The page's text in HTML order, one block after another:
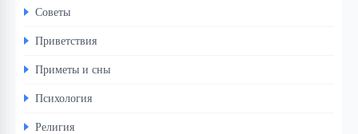
Советы
Приветствия
Приметы и сны
Психология
Религия